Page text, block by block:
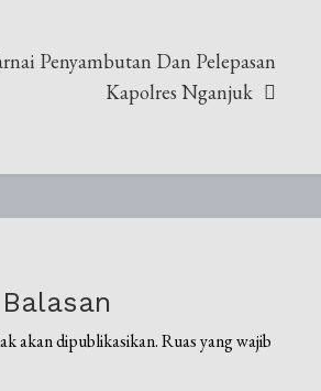
Penyambutan Dan Pelepasan
Kapolres Nganjuk
akan dipublikasikan. Ruas yang wajib